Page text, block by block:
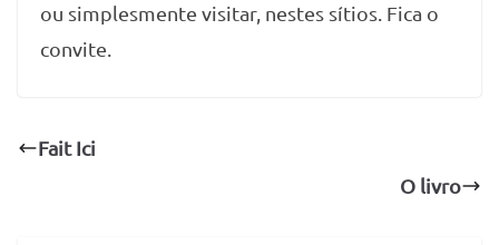
ou simplesmente visitar, nestes sítios. Fica o
convite.
Fait Ici
O livro